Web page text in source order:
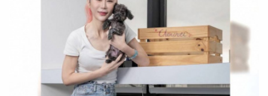
訴之方式，企圖消耗、拖垮本人經濟，本人深感遺憾。二、
遙想2020年安晨妤女士曾針對通姦罪違憲一事，向媒體控
訴「這算什麼啊？那每個人以後都可以在外面偷吃」、「要
是爸爸這樣，是要叫小孩跟著學嗎？」、「當婚姻失去法律
保護也會更加脆弱，一旦家庭破裂，受傷最大的便是孩子」
等語，當時替受外遇創傷女性憤慨發言之景仍歷歷在目，如